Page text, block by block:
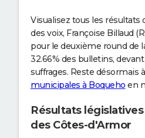
Visualisez tous les résultats
des voix, Françoise Billaud
pour le deuxième round de
32.66% des bulletins,
suffrages. Reste désormais
municipales à Boqueho en
Résultats
des Côtes-d'Armor